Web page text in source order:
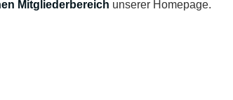
Mitgliederbereich unserer Homepage.